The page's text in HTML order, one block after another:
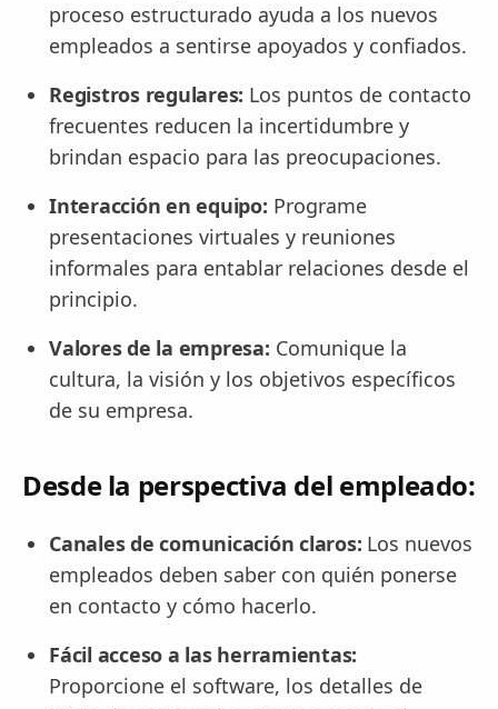
proceso estructurado ayuda a los nuevos
empleados a sentirse apoyados y confiados.
Registros regulares: Los puntos de contacto
frecuentes reducen la incertidumbre y
brindan espacio para las preocupaciones.
Interacción en equipo: Programe
presentaciones virtuales y reuniones
informales para entablar relaciones desde el
principio.
Valores de la empresa: Comunique la
cultura, la visión y los objetivos específicos
de su empresa.
Desde la perspectiva del empleado:
Canales de comunicación claros: Los nuevos
empleados deben saber con quién ponerse
en contacto y cómo hacerlo.
Fácil acceso a las herramientas:
Proporcione el software, los detalles de